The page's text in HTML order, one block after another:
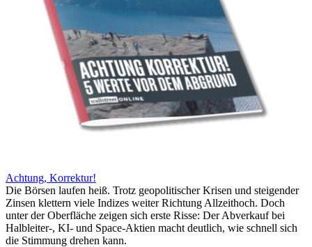
Achtung, Korrektur!
Die Börsen laufen heiß. Trotz geopolitischer Krisen und steigender
Zinsen klettern viele Indizes weiter Richtung Allzeithoch. Doch
unter der Oberfläche zeigen sich erste Risse: Der Abverkauf bei
Halbleiter-, KI- und Space-Aktien macht deutlich, wie schnell sich
die Stimmung drehen kann.